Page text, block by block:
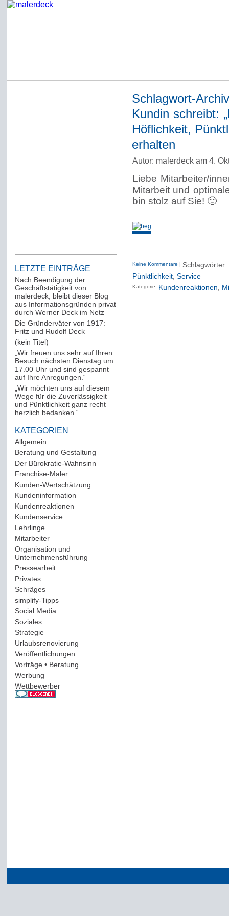
LETZTE EINTRÄGE
Nach Beendigung der
Geschäftstätigkeit von
malerdeck, bleibt dieser Blog
aus Informationsgründen privat
durch Werner Deck im Netz
Die Gründerväter von 1917:
Fritz und Rudolf Deck
(kein Titel)
„Wir freuen uns sehr auf Ihren
Besuch nächsten Dienstag um
17.00 Uhr und sind gespannt
auf Ihre Anregungen.“
„Wir möchten uns auf diesem
Wege für die Zuverlässigkeit
und Pünktlichkeit ganz recht
herzlich bedanken.“
KATEGORIEN
Allgemein
Beratung und Gestaltung
Der Bürokratie-Wahnsinn
Franchise-Maler(42)
Kunden-Wertschätzung
Kundeninformation
Kundenreaktionen
Kundenservice(178)
Lehrlinge(54)
Mitarbeiter(163)
Organisation und
Unternehmensführung
Pressearbeit(12)
Privates(193)
Schräges(161)
simplify-Tipps(123)
Social Media
Soziales(37)
Strategie(220)
Urlaubsrenovierung
Veröffentlichungen
Vorträge • Beratung
Werbung
Wettbewerber(61)
Schlagwort-
Kundin schreibt:
Höflichkeit,
erhalten
Autor: malerdeck am 4.
Liebe Mitarbeiter/
Mitarbeit und
bin stolz auf Sie! 🙂
Keine Kommentare |
Pünktlichkeit, Service
Kategorie: Kundenreaktionen